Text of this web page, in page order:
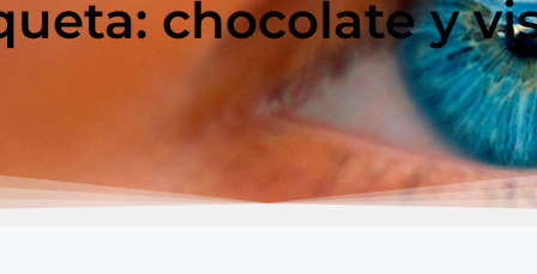
chocolate y